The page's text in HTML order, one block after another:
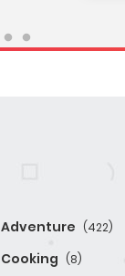
Adventure (422)
Cooking (8)